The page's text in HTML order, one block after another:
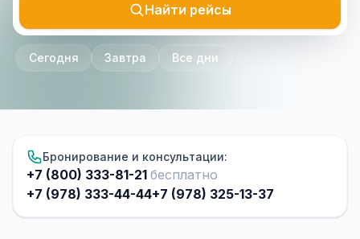
Найти рейсы
Сегодня Завтра Все дни
Бронирование и консультации:
+7 (800) 333-81-21 бесплатно
+7 (978) 333-44-44+7 (978) 325-13-37